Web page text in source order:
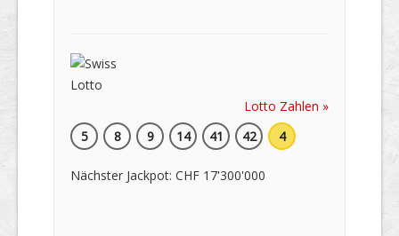
Lotto Zahlen »
5
8 9 14 41 42 4
Nächster Jackpot: CHF 17'300'000